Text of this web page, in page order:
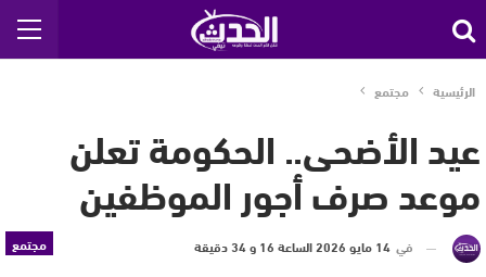
الرئيسية مجتمع
عيد الأضحى.. الحكومة تعلن
موعد صرف أجور الموظفين
مجتمع في 14 مايو 2026 الساعة 16 و 34 دقيقة